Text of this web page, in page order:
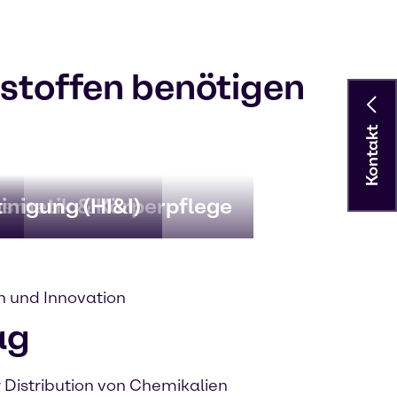
benötigen
& Körperpflege
(HI&I)
und Innovation
von Chemikalien
Kontakt